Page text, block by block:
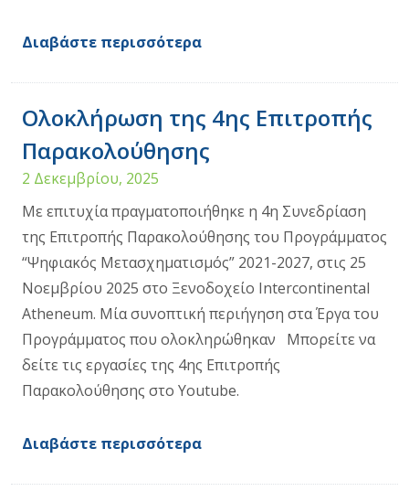
Διαβάστε περισσότερα
Ολοκλήρωση της 4ης Επιτροπής
Παρακολούθησης
2 Δεκεμβρίου, 2025
Με επιτυχία πραγματοποιήθηκε η 4η Συνεδρίαση
της Επιτροπής Παρακολούθησης του Προγράμματος
“Ψηφιακός Μετασχηματισμός” 2021-2027, στις 25
Νοεμβρίου 2025 στο Ξενοδοχείο Intercontinental
Atheneum. Μία συνοπτική περιήγηση στα Έργα του
Προγράμματος που ολοκληρώθηκαν Μπορείτε να
δείτε τις εργασίες της 4ης Επιτροπής
Παρακολούθησης στο Youtube.
Διαβάστε περισσότερα